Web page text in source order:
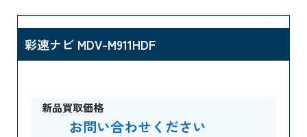
彩速ナビ MDV-M911HDF
新品買取価格
お問い合わせください